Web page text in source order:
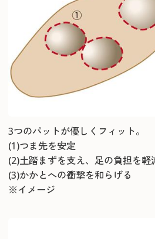
3つのパットが優しくフィット。
(1)つま先を安定
(2)土踏まずを支え、足の負担を軽
(3)かかとへの衝撃を和らげる
※イメージ